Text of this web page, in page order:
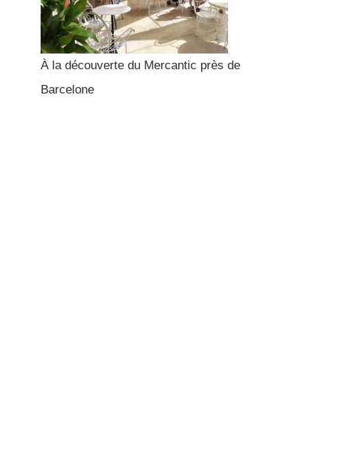
À la découverte du Mercantic près de
Barcelone